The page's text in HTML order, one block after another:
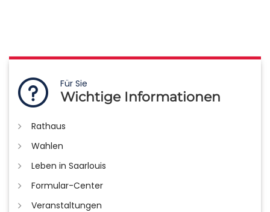
Für Sie
Wichtige Informationen
Rathaus
Wahlen
Leben in Saarlouis
Formular-Center
Veranstaltungen